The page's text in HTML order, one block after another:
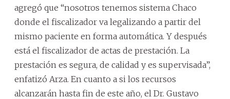
agregó que “nosotros tenemos sistema Chaco
donde el fiscalizador va legalizando a partir del
mismo paciente en forma automática. Y después
está el fiscalizador de actas de prestación. La
prestación es segura, de calidad y es supervisada”,
enfatizó Arza. En cuanto a si los recursos
alcanzarán hasta fin de este año, el Dr. Gustavo